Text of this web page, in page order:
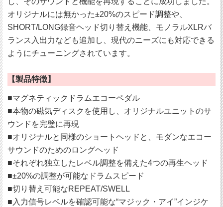
オリジナルには無かった±20%のスピード調整や、
SHORT/LONG録音ヘッド切り替え機能、モノラルXLRバ
ランス入出力なども追加し、現代のニーズにも対応できる
ようにチューニングされています。
【製品特徴】
■マグネティックドラムエコーペダル
■本物の磁気ディスクを使用し、オリジナルユニットのサ
ウンドを完璧に再現
■オリジナルと同様のショートヘッドと、モダンなエコー
サウンドのためのロングヘッド
■それぞれ独立したレベル調整を備えた4つの再生ヘッド
■±20%の調整が可能なドラムスピード
■切り替え可能なREPEAT/SWELL
■入力信号レベルを確認可能な“マジック・アイ”インジケ